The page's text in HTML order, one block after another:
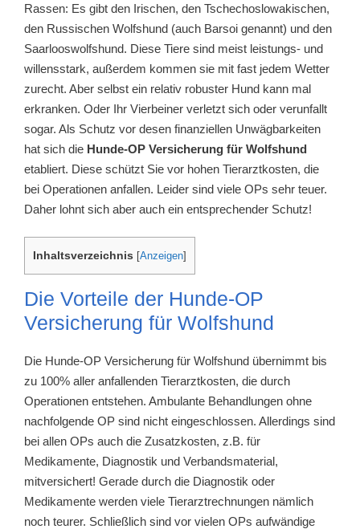
Rassen: Es gibt den Irischen, den Tschechoslowakischen,
den Russischen Wolfshund (auch Barsoi genannt) und den
Saarlooswolfshund. Diese Tiere sind meist leistungs- und
willensstark, außerdem kommen sie mit fast jedem Wetter
zurecht. Aber selbst ein relativ robuster Hund kann mal
erkranken. Oder Ihr Vierbeiner verletzt sich oder verunfallt
sogar. Als Schutz vor desen finanziellen Unwägbarkeiten
hat sich die Hunde-OP Versicherung für Wolfshund
etabliert. Diese schützt Sie vor hohen Tierarztkosten, die
bei Operationen anfallen. Leider sind viele OPs sehr teuer.
Daher lohnt sich aber auch ein entsprechender Schutz!
Inhaltsverzeichnis [Anzeigen]
Die Vorteile der Hunde-OP
Versicherung für Wolfshund
Die Hunde-OP Versicherung für Wolfshund übernimmt bis
zu 100% aller anfallenden Tierarztkosten, die durch
Operationen entstehen. Ambulante Behandlungen ohne
nachfolgende OP sind nicht eingeschlossen. Allerdings sind
bei allen OPs auch die Zusatzkosten, z.B. für
Medikamente, Diagnostik und Verbandsmaterial,
mitversichert! Gerade durch die Diagnostik oder
Medikamente werden viele Tierarztrechnungen nämlich
noch teurer. Schließlich sind vor vielen OPs aufwändige